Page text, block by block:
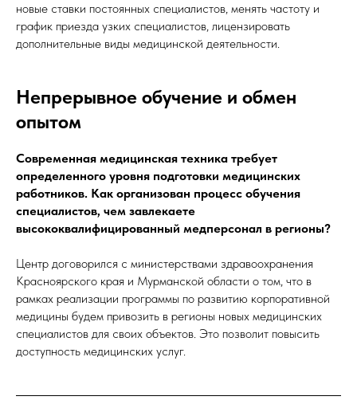
новые ставки постоянных специалистов, менять частоту и
график приезда узких специалистов, лицензировать
дополнительные виды медицинской деятельности.
Непрерывное обучение и обмен
опытом
Современная медицинская техника требует
определенного уровня подготовки медицинских
работников. Как организован процесс обучения
специалистов, чем завлекаете
высококвалифицированный медперсонал в регионы?
Центр договорился с министерствами здравоохранения
Красноярского края и Мурманской области о том, что в
рамках реализации программы по развитию корпоративной
медицины будем привозить в регионы новых медицинских
специалистов для своих объектов. Это позволит повысить
доступность медицинских услуг.